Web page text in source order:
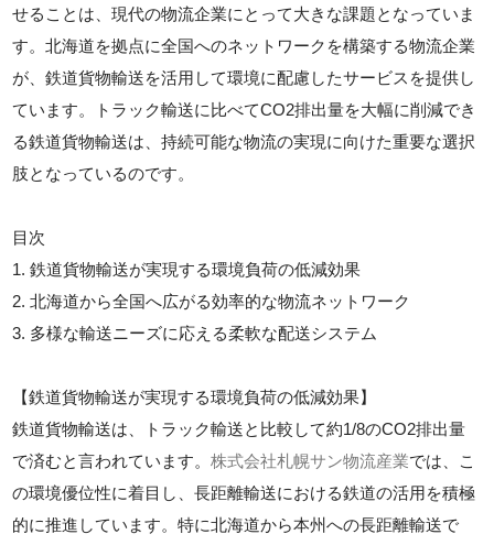
せることは、現代の物流企業にとって大きな課題となっていま
す。北海道を拠点に全国へのネットワークを構築する物流企業
が、鉄道貨物輸送を活用して環境に配慮したサービスを提供し
ています。トラック輸送に比べてCO2排出量を大幅に削減でき
る鉄道貨物輸送は、持続可能な物流の実現に向けた重要な選択
肢となっているのです。
目次
1. 鉄道貨物輸送が実現する環境負荷の低減効果
2. 北海道から全国へ広がる効率的な物流ネットワーク
3. 多様な輸送ニーズに応える柔軟な配送システム
【鉄道貨物輸送が実現する環境負荷の低減効果】
鉄道貨物輸送は、トラック輸送と比較して約1/8のCO2排出量
で済むと言われています。株式会社札幌サン物流産業では、こ
の環境優位性に着目し、長距離輸送における鉄道の活用を積極
的に推進しています。特に北海道から本州への長距離輸送で